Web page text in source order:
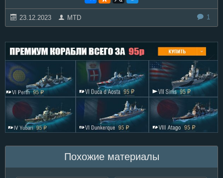
23.12.2023 MTD 1
Похожие материалы